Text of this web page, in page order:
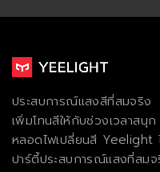
ประสบการณ์แสงสีที่สมจริง
เพิ่มโทนสีให้กับช่วงเวลาส
หลอดไฟเปลี่ยนสี Yeelight
ปาร์ตี้ประสบการณ์แสงที่สม